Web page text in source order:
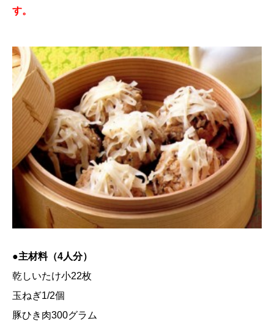
す。
●主材料（4人分）
乾しいたけ小22枚
玉ねぎ1/2個
豚ひき肉300グラム